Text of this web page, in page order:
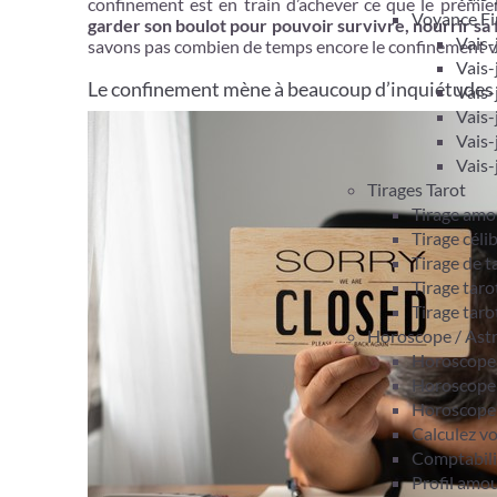
Voyance
Vais-
Tirages Tarot
Tirage
Tirage
Tirage de
Tirage
Tirage
Horoscope /
Calculez
Profil
garder son boulot pour pouvoir survivre, nourrir
savons pas combien de temps encore le confinement
Le confinement mène à beaucoup